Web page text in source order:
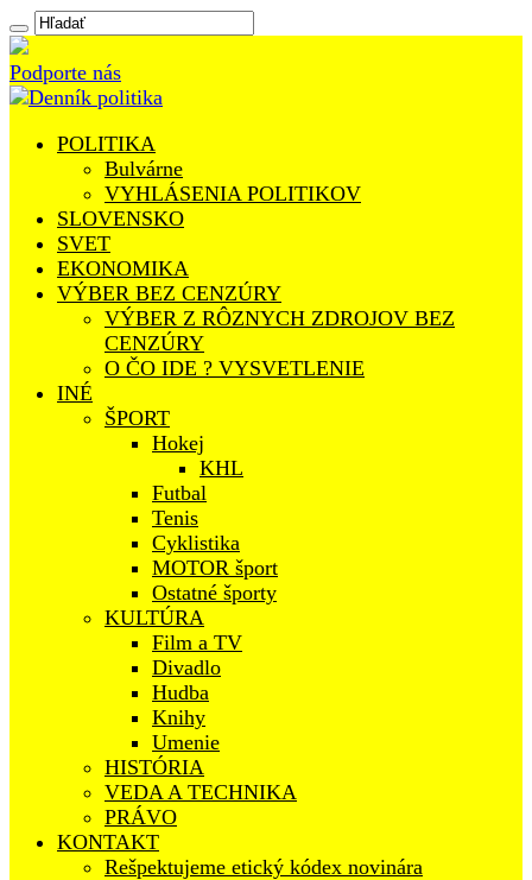
Podporte nás
POLITIKA
Bulvárne
VYHLÁSENIA POLITIKOV
SLOVENSKO
SVET
EKONOMIKA
VÝBER BEZ CENZÚRY
VÝBER Z RÔZNYCH ZDROJOV BEZ
CENZÚRY
O ČO IDE ? VYSVETLENIE
INÉ
ŠPORT
Hokej
KHL
Futbal
Tenis
Cyklistika
MOTOR šport
Ostatné športy
KULTÚRA
Film a TV
Divadlo
Hudba
Knihy
Umenie
HISTÓRIA
VEDA A TECHNIKA
PRÁVO
KONTAKT
Rešpektujeme etický kódex novinára